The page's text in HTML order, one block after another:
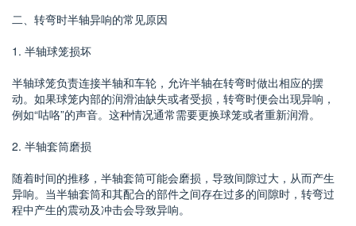
二、转弯时半轴异响的常见原因
1. 半轴球笼损坏
半轴球笼负责连接半轴和车轮，允许半轴在转弯时做出相应的摆
动。如果球笼内部的润滑油缺失或者受损，转弯时便会出现异响，
例如“咕咯”的声音。这种情况通常需要更换球笼或者重新润滑。
2. 半轴套筒磨损
随着时间的推移，半轴套筒可能会磨损，导致间隙过大，从而产生
异响。当半轴套筒和其配合的部件之间存在过多的间隙时，转弯过
程中产生的震动及冲击会导致异响。